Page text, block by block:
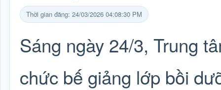
Thời gian đăng: 24/03/2026 04:08:30 PM
Sáng ngày 24/3, Trung
chức bế giảng lớp bồi